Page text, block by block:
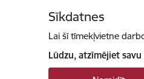
Sīkdatnes
Lai šī tīmekļvietne
Lūdzu, atzīmējiet savu